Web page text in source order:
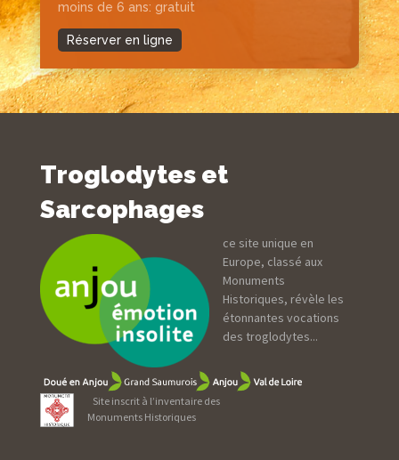
moins de 6 ans: gratuit
Réserver en ligne
Troglodytes et
Sarcophages
ce site unique en
Europe, classé aux
Monuments
Historiques, révèle les
étonnantes vocations
des troglodytes...
Site inscrit à l’inventaire des
Monuments Historiques